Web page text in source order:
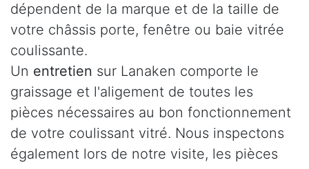
dépendent de la marque et de la taille de
votre châssis porte, fenêtre ou baie vitrée
coulissante.
Un entretien sur Lanaken comporte le
graissage et l'aligement de toutes les
pièces nécessaires au bon fonctionnement
de votre coulissant vitré. Nous inspectons
également lors de notre visite, les pièces